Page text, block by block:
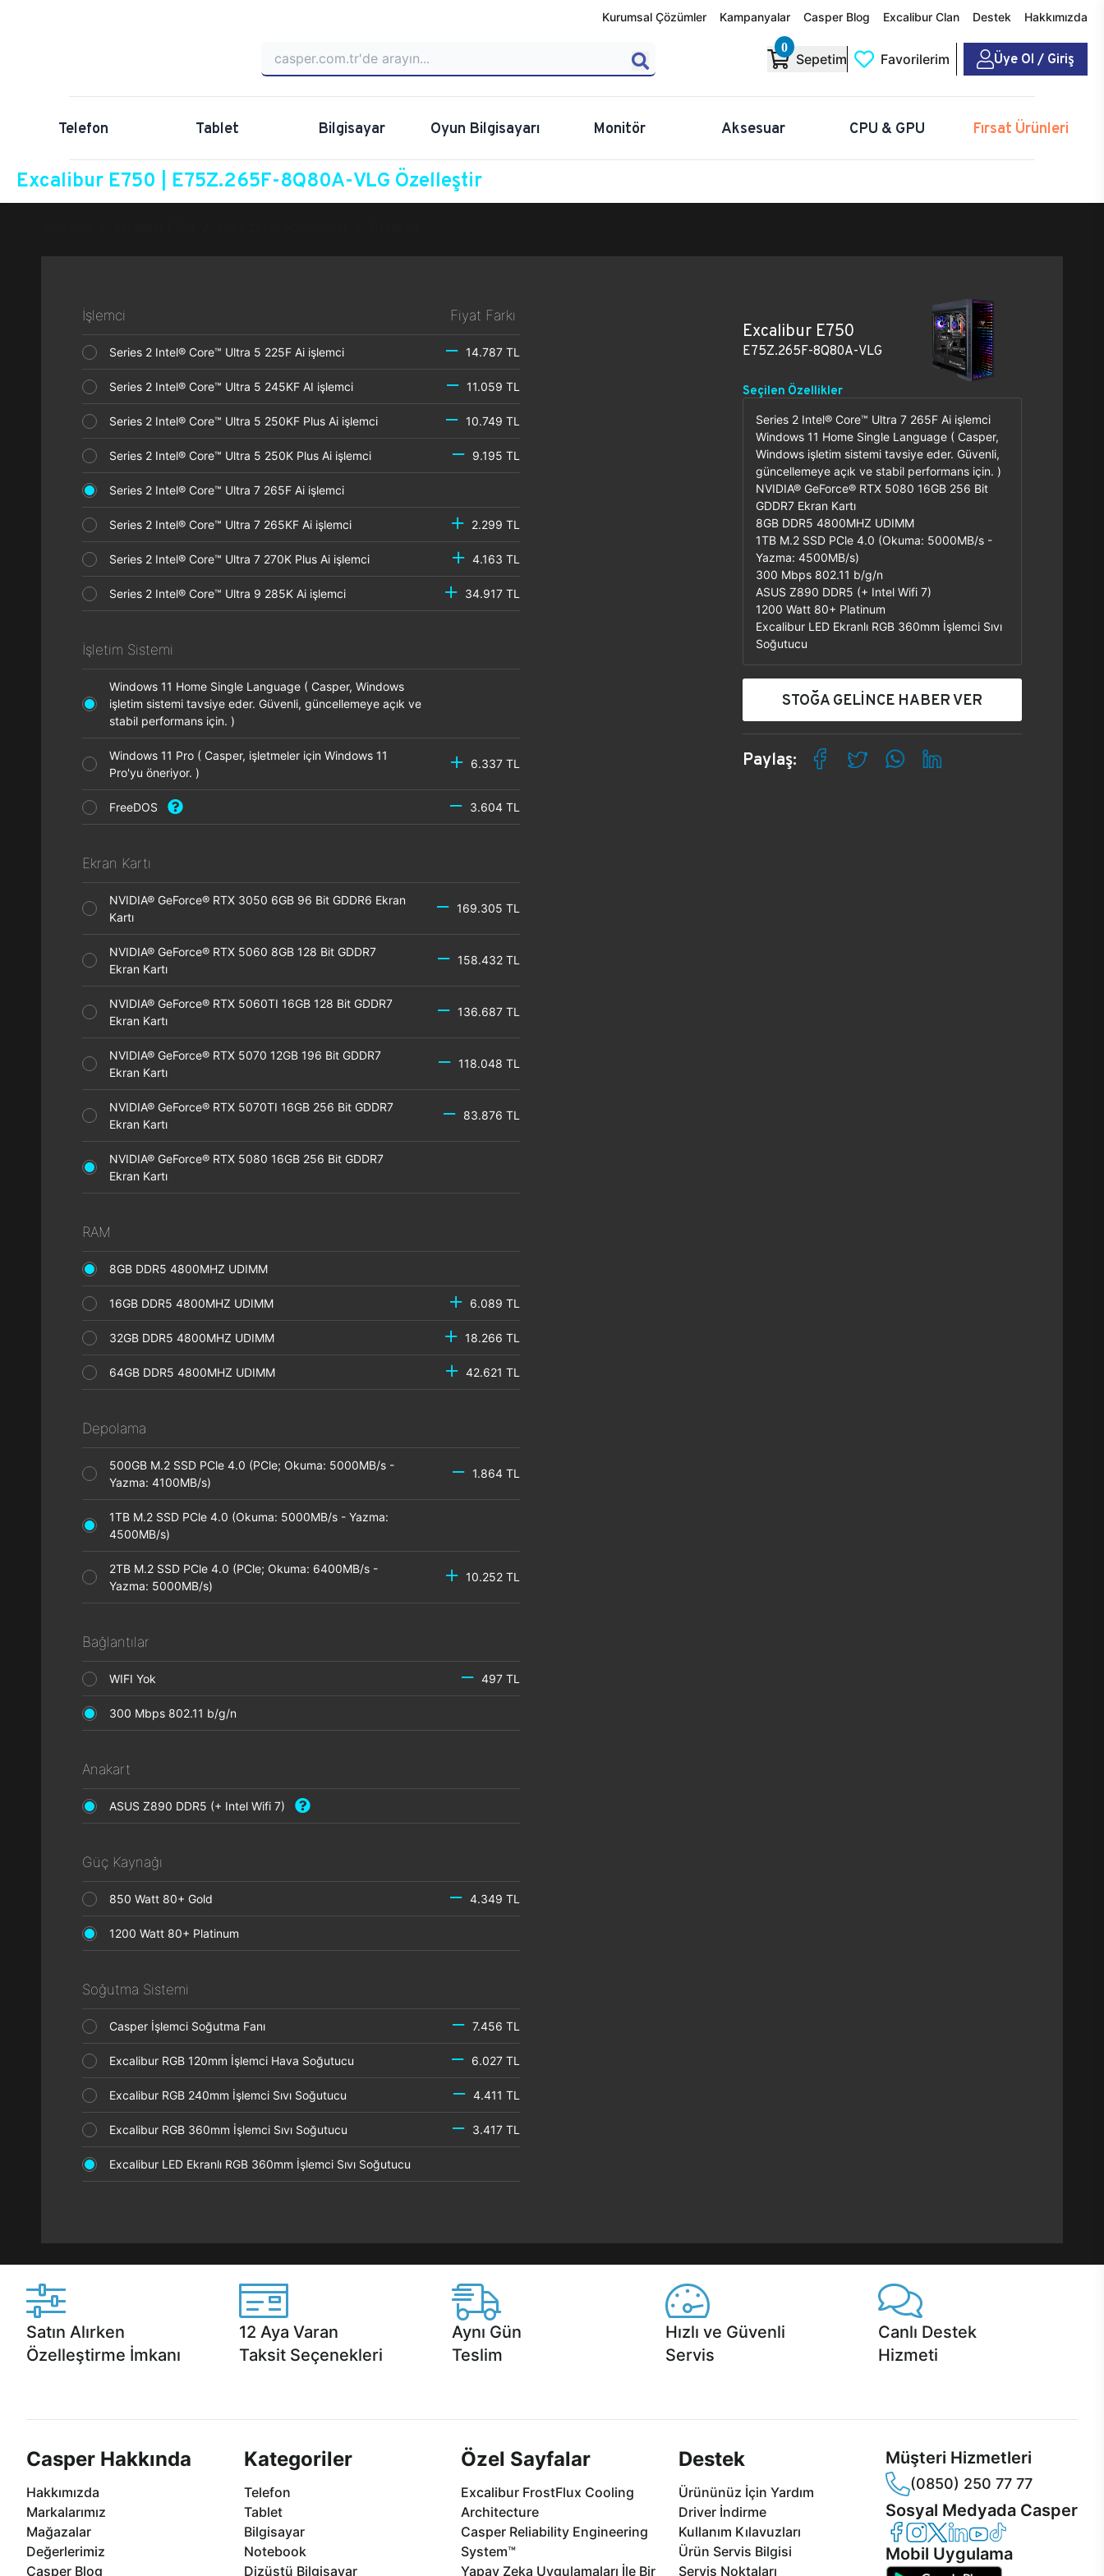
Kurumsal Çözümler Kampanyalar Casper Blog Excalibur Clan Destek Hakkımızda
0
Sepetim Favorilerim Üye Ol / Giriş
Telefon Tablet Bilgisayar Oyun Bilgisayarı Monitör Aksesuar CPU & GPU Fırsat Ürünleri
Excalibur E750 | E75Z.265F-8Q80A-VLG Özelleştir
İşlemci Fiyat Farkı
Series 2 Intel® Core™ Ultra 5 225F Ai işlemci 14.787 TL
Series 2 Intel® Core™ Ultra 5 245KF AI işlemci 11.059 TL
Series 2 Intel® Core™ Ultra 5 250KF Plus Ai işlemci 10.749 TL
Series 2 Intel® Core™ Ultra 5 250K Plus Ai işlemci 9.195 TL
Series 2 Intel® Core™ Ultra 7 265F Ai işlemci
Series 2 Intel® Core™ Ultra 7 265KF Ai işlemci 2.299 TL
Series 2 Intel® Core™ Ultra 7 270K Plus Ai işlemci 4.163 TL
Series 2 Intel® Core™ Ultra 9 285K Ai işlemci 34.917 TL
İşletim Sistemi
Windows 11 Home Single Language ( Casper, Windows
işletim sistemi tavsiye eder. Güvenli, güncellemeye açık ve
stabil performans için. )
Windows 11 Pro ( Casper, işletmeler için Windows 11
Pro'yu öneriyor. )
6.337 TL
FreeDOS 3.604 TL
Ekran Kartı
NVIDIA® GeForce® RTX 3050 6GB 96 Bit GDDR6 Ekran
Kartı
169.305 TL
NVIDIA® GeForce® RTX 5060 8GB 128 Bit GDDR7
Ekran Kartı
158.432 TL
NVIDIA® GeForce® RTX 5060TI 16GB 128 Bit GDDR7
Ekran Kartı
136.687 TL
NVIDIA® GeForce® RTX 5070 12GB 196 Bit GDDR7
Ekran Kartı
118.048 TL
NVIDIA® GeForce® RTX 5070TI 16GB 256 Bit GDDR7
Ekran Kartı
83.876 TL
NVIDIA® GeForce® RTX 5080 16GB 256 Bit GDDR7
Ekran Kartı
RAM
8GB DDR5 4800MHZ UDIMM
16GB DDR5 4800MHZ UDIMM 6.089 TL
32GB DDR5 4800MHZ UDIMM 18.266 TL
64GB DDR5 4800MHZ UDIMM 42.621 TL
Depolama
500GB M.2 SSD PCle 4.0 (PCle; Okuma: 5000MB/s -
Yazma: 4100MB/s)
1.864 TL
1TB M.2 SSD PCle 4.0 (Okuma: 5000MB/s - Yazma:
4500MB/s)
2TB M.2 SSD PCle 4.0 (PCle; Okuma: 6400MB/s -
Yazma: 5000MB/s)
10.252 TL
Bağlantılar
WIFI Yok 497 TL
300 Mbps 802.11 b/g/n
Anakart
ASUS Z890 DDR5 (+ Intel Wifi 7)
Güç Kaynağı
850 Watt 80+ Gold 4.349 TL
1200 Watt 80+ Platinum
Soğutma Sistemi
Casper İşlemci Soğutma Fanı 7.456 TL
Excalibur RGB 120mm İşlemci Hava Soğutucu 6.027 TL
Excalibur RGB 240mm İşlemci Sıvı Soğutucu 4.411 TL
Excalibur RGB 360mm İşlemci Sıvı Soğutucu 3.417 TL
Excalibur LED Ekranlı RGB 360mm İşlemci Sıvı Soğutucu
Excalibur E750
E75Z.265F-8Q80A-VLG
Seçilen Özellikler
Series 2 Intel® Core™ Ultra 7 265F Ai işlemci
Windows 11 Home Single Language ( Casper,
Windows işletim sistemi tavsiye eder. Güvenli,
güncellemeye açık ve stabil performans için. )
NVIDIA® GeForce® RTX 5080 16GB 256 Bit
GDDR7 Ekran Kartı
8GB DDR5 4800MHZ UDIMM
1TB M.2 SSD PCle 4.0 (Okuma: 5000MB/s -
Yazma: 4500MB/s)
300 Mbps 802.11 b/g/n
ASUS Z890 DDR5 (+ Intel Wifi 7)
1200 Watt 80+ Platinum
Excalibur LED Ekranlı RGB 360mm İşlemci Sıvı
Soğutucu
STOĞA GELİNCE HABER VER
Paylaş:
Satın Alırken
Özelleştirme İmkanı
12 Aya Varan
Taksit Seçenekleri
Aynı Gün
Teslim
Hızlı ve Güvenli
Servis
Canlı Destek
Hizmeti
Casper Hakkında
Hakkımızda
Markalarımız
Mağazalar
Değerlerimiz
Casper Blog
Kategoriler
Telefon
Tablet
Bilgisayar
Notebook
Dizüstü Bilgisayar
Özel Sayfalar
Excalibur FrostFlux Cooling
Architecture
Casper Reliability Engineering
System™
Yapay Zeka Uygulamaları İle Bir
Destek
Ürününüz İçin Yardım
Driver İndirme
Kullanım Kılavuzları
Ürün Servis Bilgisi
Servis Noktaları
Müşteri Hizmetleri
(0850) 250 77 77
Sosyal Medyada Casper
Casper Facebook
Casper Instagram
Casper Twitter
Casper LinkedIn
Casper YouTube
Casper TikTok
Mobil Uygulama